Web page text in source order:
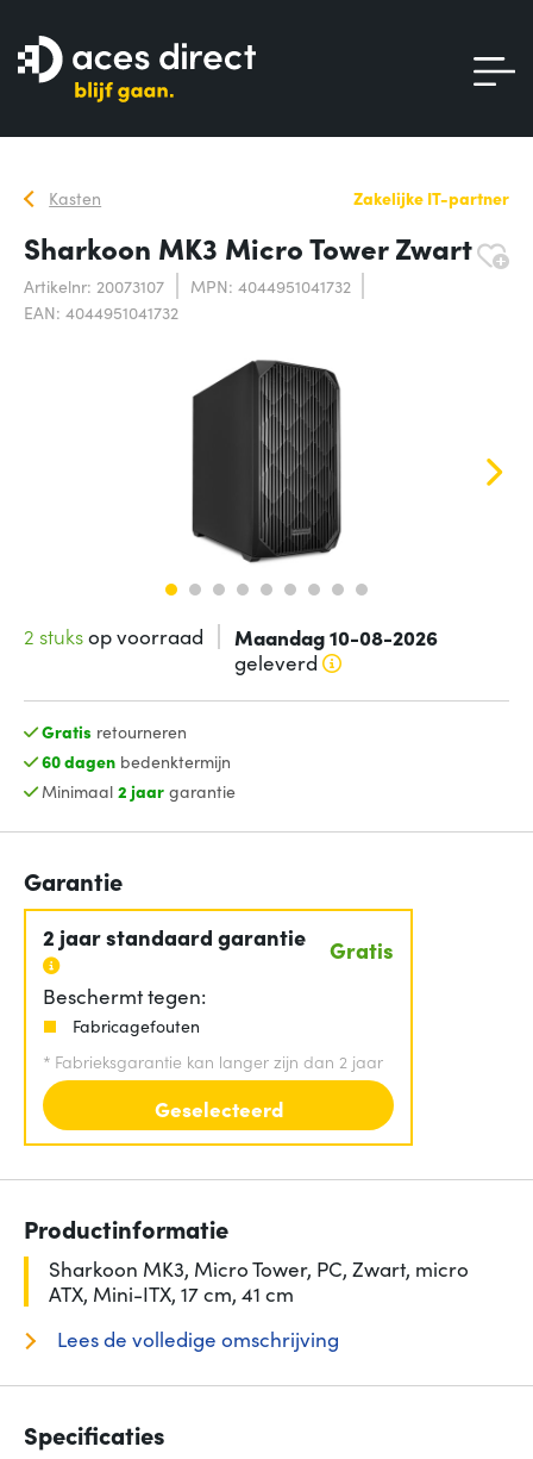
Kasten Zakelijke IT-partner
Sharkoon MK3 Micro Tower Zwart
Artikelnr: 20073107
MPN: 4044951041732
EAN: 4044951041732
2 stuksop voorraad Maandag 10-08-2026
geleverd
Gratis retourneren
60 dagenbedenktermijn
Minimaal 2 jaargarantie
Garantie
2 jaar standaard garantie Gratis
Beschermt tegen:
Fabricagefouten
* Fabrieksgarantie kan langer zijn dan 2 jaar
Geselecteerd
Productinformatie
Sharkoon MK3, Micro Tower, PC, Zwart, micro
ATX, Mini-ITX, 17 cm, 41 cm
Lees de volledige omschrijving
Specificaties